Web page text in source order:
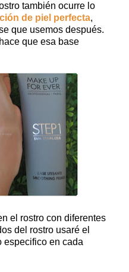
también ocurre lo
de piel perfecta,
que usemos después.
que esa base
el rostro con diferentes
del rostro usaré el
especifico en cada